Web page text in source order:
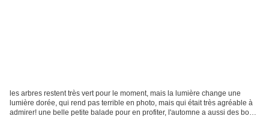
les arbres restent très vert pour le moment, mais la lumière change une
lumière dorée, qui rend pas terrible en photo, mais qui était très agréable à
admirer! une belle petite balade pour en profiter, l'automne a aussi des bons